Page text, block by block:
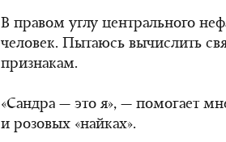
В правом углу центрального
человек. Пытаюсь вычислить
признакам.
«Сандра — это я», — помогает
и розовых «найках».